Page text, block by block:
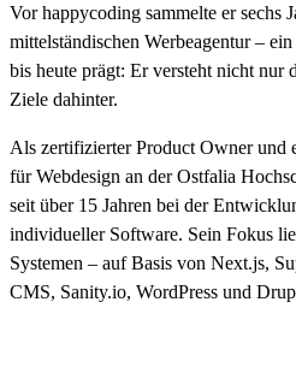
Vor happycoding sammelte er sechs
mittelständischen Werbeagentur –
bis heute prägt: Er versteht nicht nur
Ziele dahinter.
Als zertifizierter Product Owner und
für Webdesign an der Ostfalia
seit über 15 Jahren bei der
individueller Software. Sein Fokus
Systemen – auf Basis von Next.js,
CMS, Sanity.io, WordPress und